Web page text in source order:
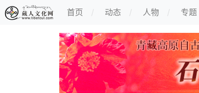
首页 动态 人物 专题